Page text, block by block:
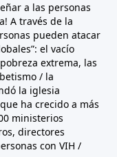
a las personas
A través de la
pueden atacar
el vacío
extrema, las
/ la
la iglesia
ha crecido a más
ministerios
directores
con VIH /